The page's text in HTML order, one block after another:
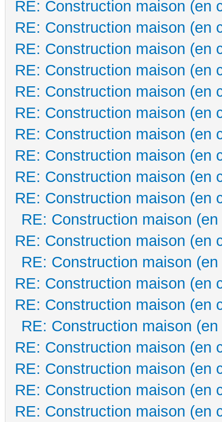
RE: Construction maison (en
RE: Construction maison (en
RE: Construction maison (en
RE: Construction maison (en
RE: Construction maison (en
RE: Construction maison (en
RE: Construction maison (en
RE: Construction maison (en
RE: Construction maison (en
RE: Construction maison (en
RE: Construction maison
RE: Construction maison (en
RE: Construction maison
RE: Construction maison (en
RE: Construction maison (en
RE: Construction maison
RE: Construction maison (en
RE: Construction maison (en
RE: Construction maison (en
RE: Construction maison (en